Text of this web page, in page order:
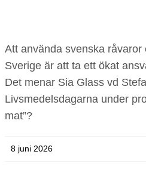
Att använda svenska
Sverige är att ta ett ökat
Det menar Sia Glass vd
Livsmedelsdagarna under
mat”?
8 juni 2026